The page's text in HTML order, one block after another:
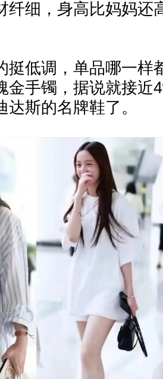
纤细，身高比妈妈还
挺低调，单品哪一样
金手镯，据说就接近
斯的名牌鞋了。